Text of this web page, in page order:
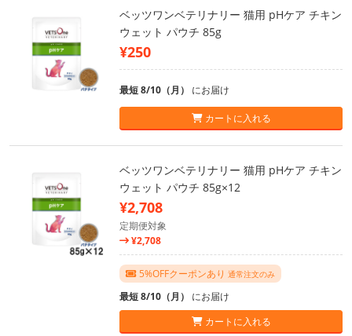
ベッツワンベテリナリー 猫用 pHケア チキン
ウェット パウチ 85g
¥250
最短 8/10（月） にお届け
カートに入れる
ベッツワンベテリナリー 猫用 pHケア チキン
ウェット パウチ 85g×12
¥2,708
定期便対象
¥2,708
5%OFFクーポンあり 通常注文のみ
最短 8/10（月） にお届け
カートに入れる